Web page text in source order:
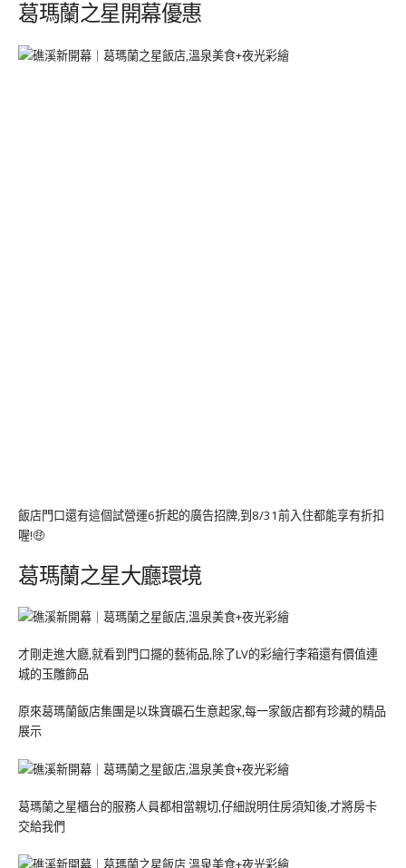
葛瑪蘭之星開幕優惠
飯店門口還有這個試營運6折起的廣告招牌,到8/31前入住都能享有折扣
喔!🤑
葛瑪蘭之星大廳環境
才剛走進大廳,就看到門口擺的藝術品,除了LV的彩繪行李箱還有價值連
城的玉雕飾品
原來葛瑪蘭飯店集團是以珠寶礦石生意起家,每一家飯店都有珍藏的精品
展示
葛瑪蘭之星櫃台的服務人員都相當親切,仔細說明住房須知後,才將房卡
交給我們